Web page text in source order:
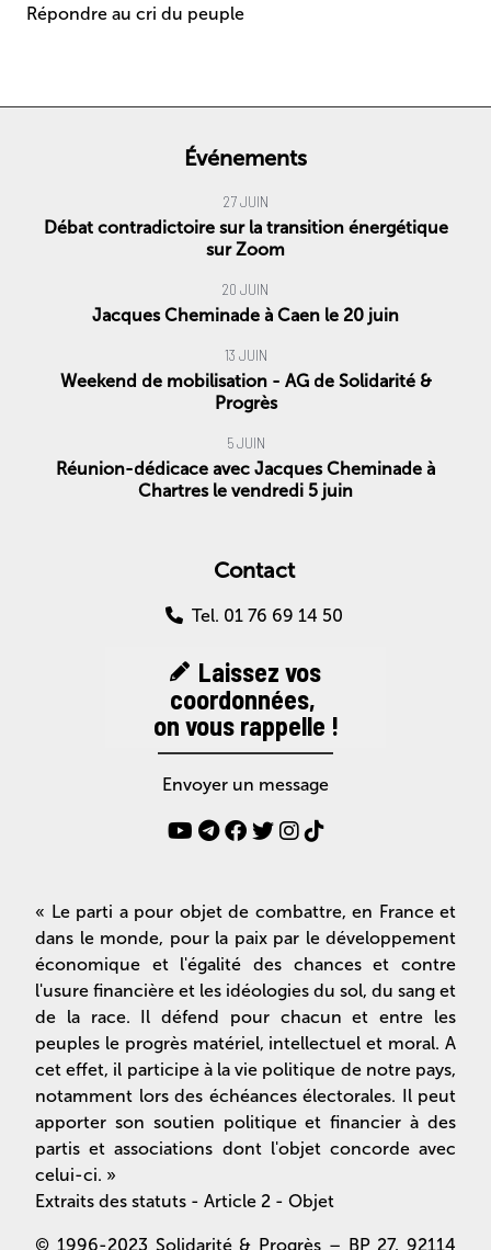
Répondre au cri du peuple
Événements
27 JUIN
Débat contradictoire sur la transition énergétique
sur Zoom
20 JUIN
Jacques Cheminade à Caen le 20 juin
13 JUIN
Weekend de mobilisation - AG de Solidarité &
Progrès
5 JUIN
Réunion-dédicace avec Jacques Cheminade à
Chartres le vendredi 5 juin
Contact
Tel. 01 76 69 14 50
Laissez vos
coordonnées,
on vous rappelle !
Envoyer un message
« Le parti a pour objet de combattre, en France et
dans le monde, pour la paix par le développement
économique et l'égalité des chances et contre
l'usure financière et les idéologies du sol, du sang et
de la race. Il défend pour chacun et entre les
peuples le progrès matériel, intellectuel et moral. A
cet effet, il participe à la vie politique de notre pays,
notamment lors des échéances électorales. Il peut
apporter son soutien politique et financier à des
partis et associations dont l'objet concorde avec
celui-ci. »
Extraits des statuts - Article 2 - Objet
© 1996-2023 Solidarité & Progrès – BP 27, 92114